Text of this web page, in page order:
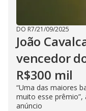
DO R7/21/09/2025
João
vencedor
R$300 mil
“Uma das maiores
muito esse
anúncio